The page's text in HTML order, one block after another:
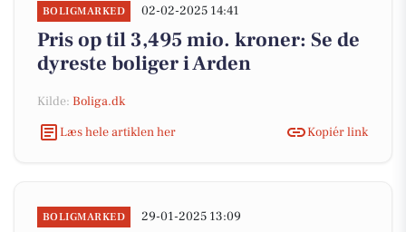
BOLIGMARKED 02-02-2025 14:41
Pris op til 3,495 mio. kroner: Se de
dyreste boliger i Arden
Kilde: Boliga.dk
Læs hele artiklen her
Kopiér link
BOLIGMARKED 29-01-2025 13:09